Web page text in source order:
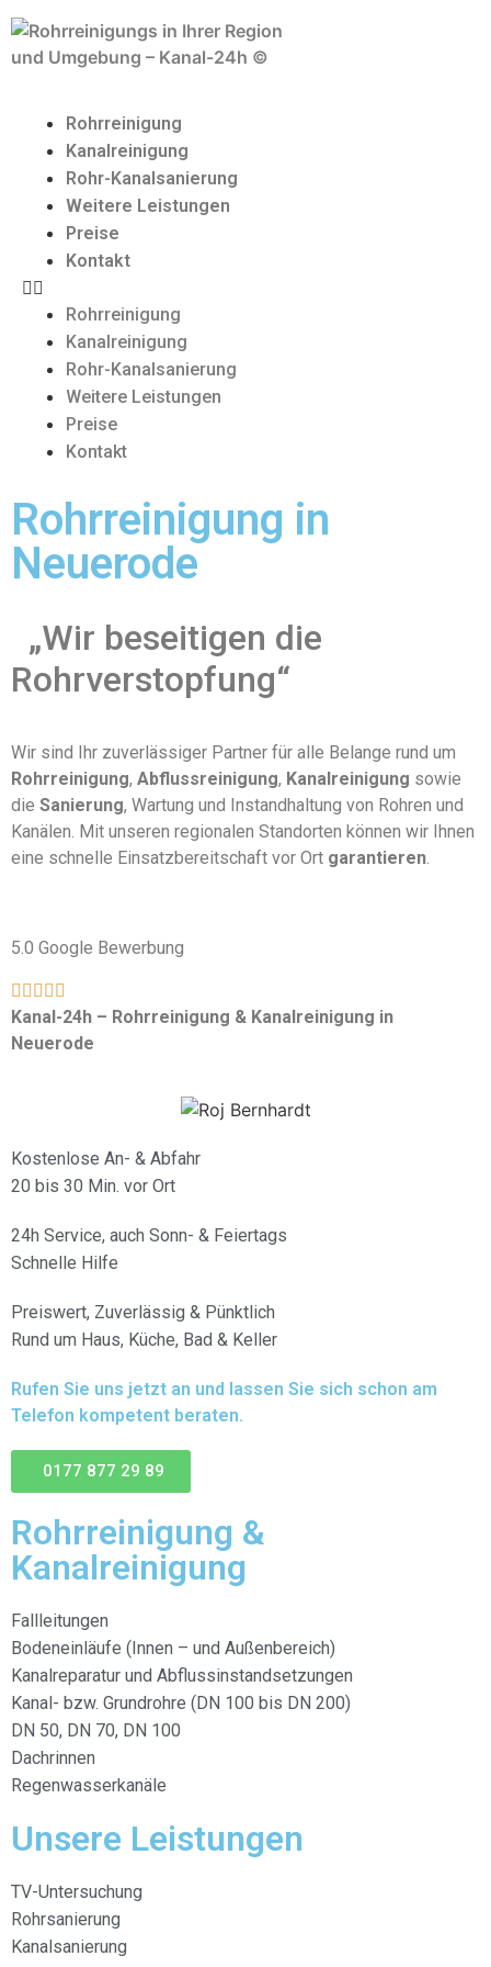
Rohrreinigung
Kanalreinigung
Rohr-Kanalsanierung
Weitere Leistungen
Preise
Kontakt
Rohrreinigung
Kanalreinigung
Rohr-Kanalsanierung
Weitere Leistungen
Preise
Kontakt
Rohrreinigung in
Neuerode
„Wir beseitigen die
Rohrverstopfung“
Wir sind Ihr zuverlässiger Partner für alle Belange rund um
Rohrreinigung, Abflussreinigung, Kanalreinigung sowie
die Sanierung, Wartung und Instandhaltung von Rohren und
Kanälen. Mit unseren regionalen Standorten können wir Ihnen
eine schnelle Einsatzbereitschaft vor Ort garantieren.
5.0 Google Bewerbung
    
Kanal-24h – Rohrreinigung & Kanalreinigung in
Neuerode
Kostenlose An- & Abfahr
20 bis 30 Min. vor Ort
24h Service, auch Sonn- & Feiertags
Schnelle Hilfe
Preiswert, Zuverlässig & Pünktlich
Rund um Haus, Küche, Bad & Keller
Rufen Sie uns jetzt an und lassen Sie sich schon am
Telefon kompetent beraten.
0177 877 29 89
Rohrreinigung &
Kanalreinigung
Fallleitungen
Bodeneinläufe (Innen – und Außenbereich)
Kanalreparatur und Abflussinstandsetzungen
Kanal- bzw. Grundrohre (DN 100 bis DN 200)
DN 50, DN 70, DN 100
Dachrinnen
Regenwasserkanäle
Unsere Leistungen
TV-Untersuchung
Rohrsanierung
Kanalsanierung